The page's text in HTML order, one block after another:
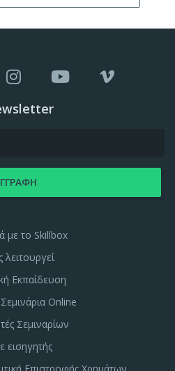
με το Skillbox
λειτουργεί
Εκπαίδευση
Online
Σεμιναρίων
εισηγητής